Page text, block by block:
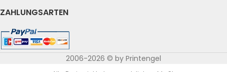
ZAHLUNGSARTEN
2006-2026 © by Printengel